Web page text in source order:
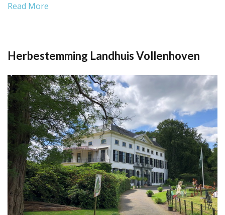
Read More
Herbestemming Landhuis Vollenhoven